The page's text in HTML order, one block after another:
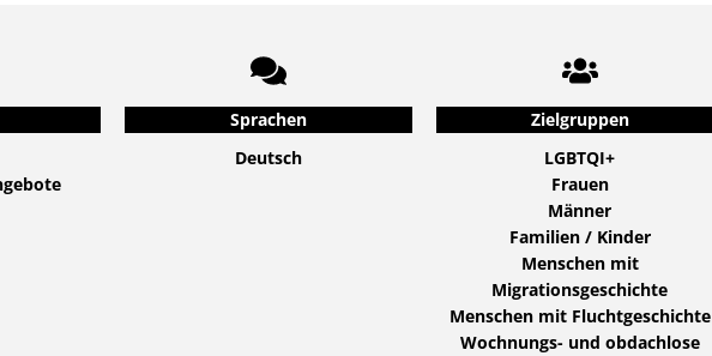
Sprachen
Deutsch
Zielgruppen
LGBTQI+
Frauen
Männer
Familien / Kinder
Menschen mit
Migrationsgeschichte
Menschen mit Fluchtgeschichte
Wochnungs- und obdachlose